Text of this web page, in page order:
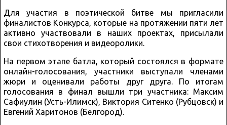
Для участия в поэтической битве мы пригласили
финалистов Конкурса, которые на протяжении пяти лет
активно участвовали в наших проектах, присылали
свои стихотворения и видеоролики.
На первом этапе батла, который состоялся в формате
онлайн-голосования, участники выступали членами
жюри и оценивали работы друг друга. По итогам
голосования в финал вышли три участника: Максим
Сафиулин (Усть-Илимск), Виктория Ситенко (Рубцовск) и
Евгений Харитонов (Белгород).